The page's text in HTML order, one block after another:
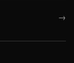
→